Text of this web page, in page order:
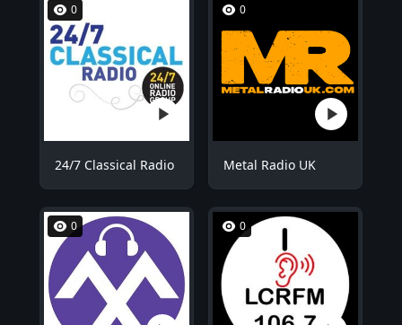
0
24/7 Classical Radio
0
Metal Radio UK
0 0